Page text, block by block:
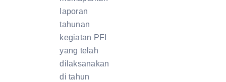
laporan
tahunan
kegiatan PFI
yang telah
dilaksanakan
di tahun